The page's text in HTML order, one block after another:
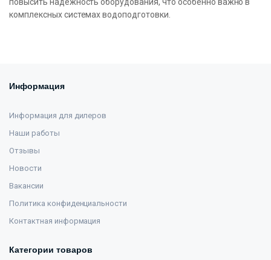
комплексных системах водоподготовки.
Информация
Информация для дилеров
Наши работы
Отзывы
Новости
Вакансии
Политика конфиденциальности
Контактная информация
Категории товаров